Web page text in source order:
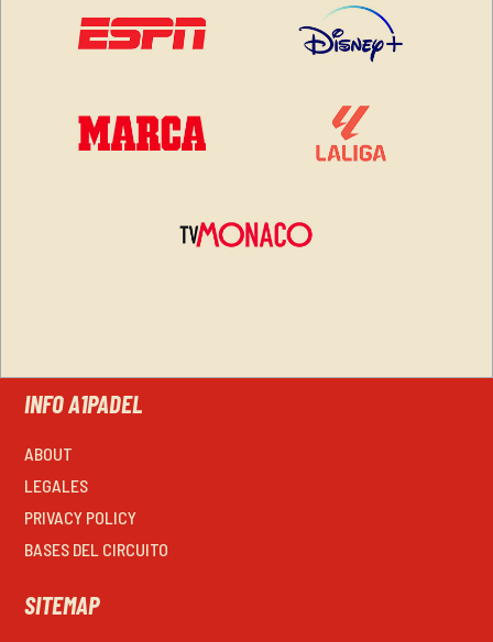
INFO A1PADEL
ABOUT
LEGALES
PRIVACY POLICY
BASES DEL CIRCUITO
SITEMAP